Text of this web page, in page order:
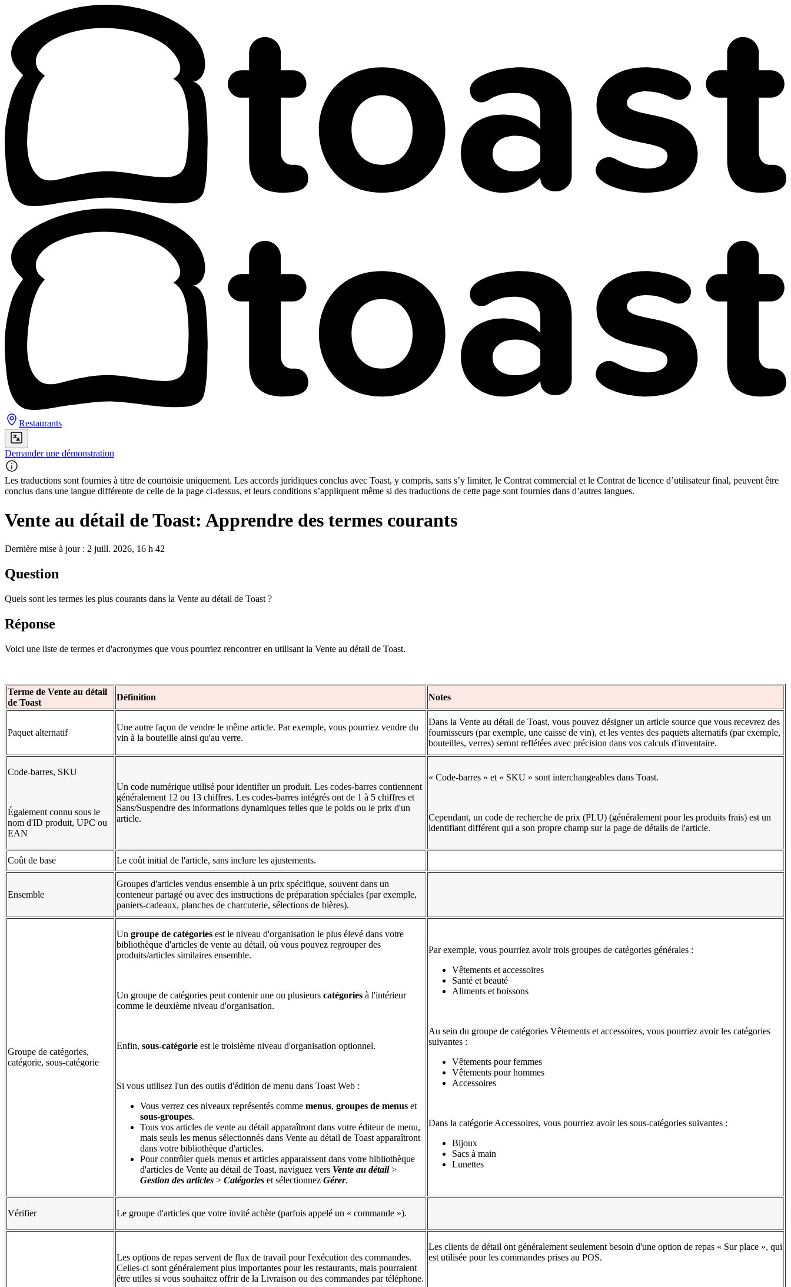
Restaurants
Demander une démonstration
Les traductions sont fournies à titre de courtoisie uniquement. Les accords juridiques conclus avec Toast, y compris, sans s’y limiter, le Contrat commercial et le Contrat de licence d’utilisateur final, peuvent être
conclus dans une langue différente de celle de la page ci-dessus, et leurs conditions s’appliquent même si des traductions de cette page sont fournies dans d’autres langues.
Vente au détail de Toast: Apprendre des termes courants
Dernière mise à jour : 2 juill. 2026, 16 h 42
Question
Quels sont les termes les plus courants dans la Vente au détail de Toast ?
Réponse
Voici une liste de termes et d'acronymes que vous pourriez rencontrer en utilisant la Vente au détail de Toast.
Terme de Vente au détail
de Toast
Définition Notes
Paquet alternatif
Une autre façon de vendre le même article. Par exemple, vous pourriez vendre du
vin à la bouteille ainsi qu'au verre.
Dans la Vente au détail de Toast, vous pouvez désigner un article source que vous recevrez des
fournisseurs (par exemple, une caisse de vin), et les ventes des paquets alternatifs (par exemple,
bouteilles, verres) seront reflétées avec précision dans vos calculs d'inventaire.
Code-barres, SKU
Également connu sous le
nom d'ID produit, UPC ou
EAN
Un code numérique utilisé pour identifier un produit. Les codes-barres contiennent
généralement 12 ou 13 chiffres. Les codes-barres intégrés ont de 1 à 5 chiffres et
Sans/Suspendre des informations dynamiques telles que le poids ou le prix d'un
article.
« Code-barres » et « SKU » sont interchangeables dans Toast.
Cependant, un code de recherche de prix (PLU) (généralement pour les produits frais) est un
identifiant différent qui a son propre champ sur la page de détails de l'article.
Coût de base Le coût initial de l'article, sans inclure les ajustements.
Ensemble
Groupes d'articles vendus ensemble à un prix spécifique, souvent dans un
conteneur partagé ou avec des instructions de préparation spéciales (par exemple,
paniers-cadeaux, planches de charcuterie, sélections de bières).
Groupe de catégories,
catégorie, sous-catégorie
Un groupe de catégories est le niveau d'organisation le plus élevé dans votre
bibliothèque d'articles de vente au détail, où vous pouvez regrouper des
produits/articles similaires ensemble.
Un groupe de catégories peut contenir une ou plusieurs catégories à l'intérieur
comme le deuxième niveau d'organisation.
Enfin, sous-catégorie est le troisième niveau d'organisation optionnel.
Si vous utilisez l'un des outils d'édition de menu dans Toast Web :
Vous verrez ces niveaux représentés comme menus, groupes de menus et
sous-groupes.
Tous vos articles de vente au détail apparaîtront dans votre éditeur de menu,
mais seuls les menus sélectionnés dans Vente au détail de Toast apparaîtront
dans votre bibliothèque d'articles.
Pour contrôler quels menus et articles apparaissent dans votre bibliothèque
d'articles de Vente au détail de Toast, naviguez vers Vente au détail>
Gestion des articles > Catégories et sélectionnez Gérer.
Par exemple, vous pourriez avoir trois groupes de catégories générales :
Vêtements et accessoires
Santé et beauté
Aliments et boissons
Au sein du groupe de catégories Vêtements et accessoires, vous pourriez avoir les catégories
suivantes :
Vêtements pour femmes
Vêtements pour hommes
Accessoires
Dans la catégorie Accessoires, vous pourriez avoir les sous-catégories suivantes :
Bijoux
Sacs à main
Lunettes
Vérifier Le groupe d'articles que votre invité achète (parfois appelé un « commande »).
Les options de repas servent de flux de travail pour l'exécution des commandes.
Celles-ci sont généralement plus importantes pour les restaurants, mais pourraient
être utiles si vous souhaitez offrir de la Livraison ou des commandes par téléphone.
Les clients de détail ont généralement seulement besoin d'une option de repas « Sur place », qui
est utilisée pour les commandes prises au POS.